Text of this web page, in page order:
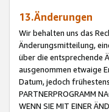
13.Änderungen
Wir behalten uns das
Änderungsmitteilung,
über die entsprechende
ausgenommen etwaige
Datum, jedoch
PARTNERPROGRAMM
WENN SIE MIT EINER